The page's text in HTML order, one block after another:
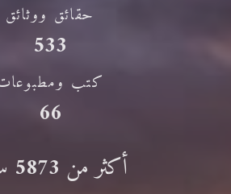
حقائق ووثائق
533
كتب
66
أكثر من 5873